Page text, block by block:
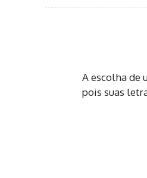
A escolha de
pois suas